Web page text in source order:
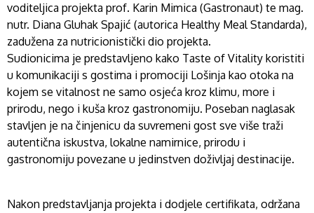
voditeljica projekta prof. Karin Mimica (Gastronaut) te mag.
nutr. Diana Gluhak Spajić (autorica Healthy Meal Standarda),
zadužena za nutricionistički dio projekta.
Sudionicima je predstavljeno kako Taste of Vitality koristiti
u komunikaciji s gostima i promociji Lošinja kao otoka na
kojem se vitalnost ne samo osjeća kroz klimu, more i
prirodu, nego i kuša kroz gastronomiju. Poseban naglasak
stavljen je na činjenicu da suvremeni gost sve više traži
autentična iskustva, lokalne namirnice, prirodu i
gastronomiju povezane u jedinstven doživljaj destinacije.
Nakon predstavljanja projekta i dodjele certifikata, održana